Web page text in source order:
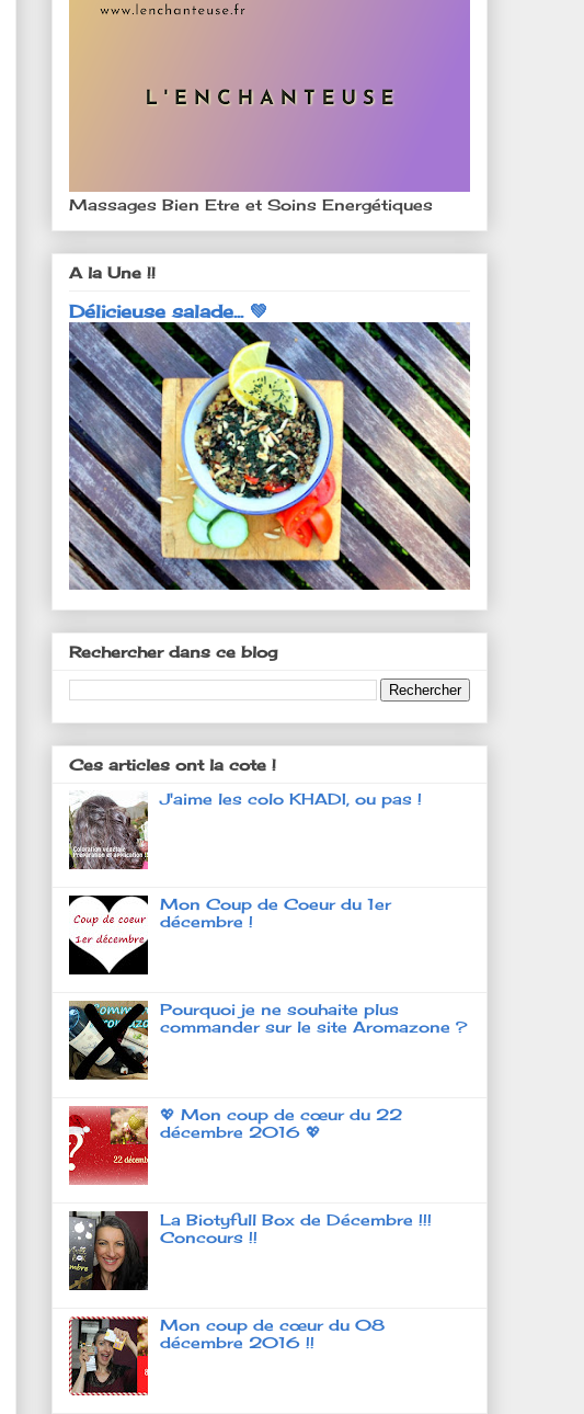
Massages Bien Etre et Soins Energétiques
A la Une !!
Délicieuse salade... 💚
Rechercher dans ce blog
Ces articles ont la cote !
J'aime les colo KHADI, ou pas !
Mon Coup de Coeur du 1er
décembre !
Pourquoi je ne souhaite plus
commander sur le site Aromazone ?
💖 Mon coup de cœur du 22
décembre 2016 💖
La Biotyfull Box de Décembre !!!
Concours !!
Mon coup de cœur du 08
décembre 2016 !!